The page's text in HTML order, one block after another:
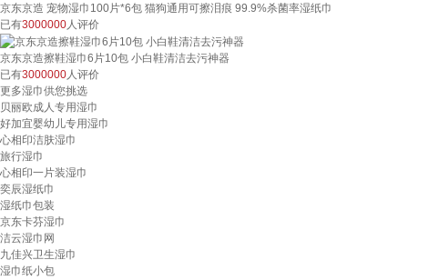
京东京造 宠物湿巾100片*6包 猫狗通用可擦泪痕 99.9%杀菌率湿纸巾
已有3000000人评价
京东京造擦鞋湿巾6片10包 小白鞋清洁去污神器
已有3000000人评价
更多湿巾供您挑选
贝丽欧成人专用湿巾
好加宜婴幼儿专用湿巾
心相印洁肤湿巾
旅行湿巾
心相印一片装湿巾
奕辰湿纸巾
湿纸巾包装
京东卡芬湿巾
洁云湿巾网
九佳兴卫生湿巾
湿巾纸小包